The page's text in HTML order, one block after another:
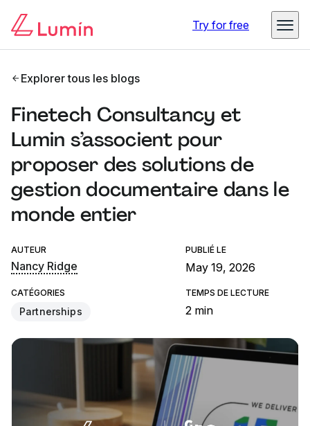
Try for free
Explorer tous les blogs
Finetech Consultancy et
Lumin s’associent pour
proposer des solutions de
gestion documentaire dans le
monde entier
AUTEUR
Nancy Ridge
PUBLIÉ LE
May 19, 2026
CATÉGORIES
Partnerships
TEMPS DE LECTURE
2 min